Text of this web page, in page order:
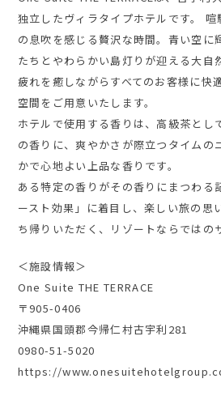
独立したヴィラタイプホテルです。
の息吹を感じる贅沢な時間。青い空に
たちとやわらかい島灯りが迎える大自
疲れを癒しながらすべてのお客様に快
空間をご用意いたします。
ホテルで使用する香りは、高級茶とし
の香りに、爽やかさが際立つタイムの
かで心地よい上品な香りです。
ある特定の香りがその香りにまつわる
ースト効果」に着目し、楽しい旅の思
ち帰りいただく、リゾートならではの
＜施設情報＞
One Suite THE TERRACE
〒905-0406
沖縄県国頭郡今帰仁村古宇利281
0980-51-5020
https://